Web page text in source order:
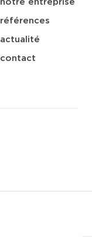
notre entreprise
références
actualité
contact